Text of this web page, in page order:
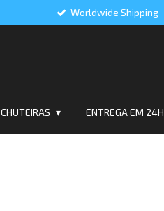
Worldwide Shipping
CHUTEIRAS ENTREGA EM 24H